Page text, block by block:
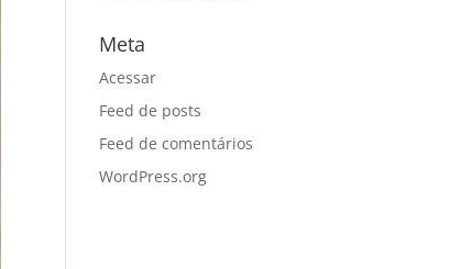
Meta
Acessar
Feed de posts
Feed de comentários
WordPress.org